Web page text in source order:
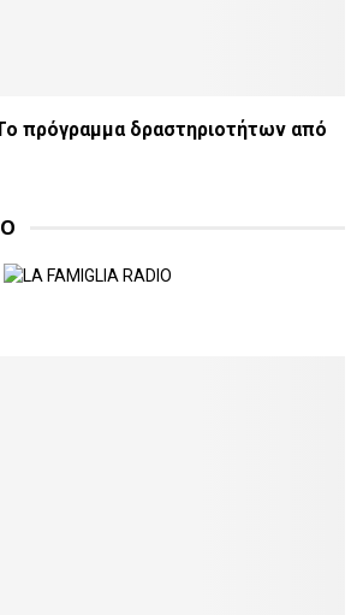
πρόγραμμα δραστηριοτήτων από